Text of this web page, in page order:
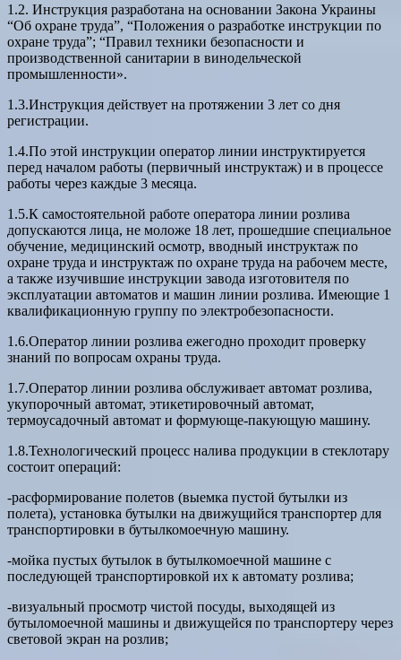
1.2. Инструкция разработана на основании Закона Украины
“Об охране труда”, “Положения о разработке инструкции по
охране труда”; “Правил техники безопасности и
производственной санитарии в винодельческой
промышленности».
1.3.Инструкция действует на протяжении 3 лет со дня
регистрации.
1.4.По этой инструкции оператор линии инструктируется
перед началом работы (первичный инструктаж) и в процессе
работы через каждые 3 месяца.
1.5.К самостоятельной работе оператора линии розлива
допускаются лица, не моложе 18 лет, прошедшие специальное
обучение, медицинский осмотр, вводный инструктаж по
охране труда и инструктаж по охране труда на рабочем месте,
а также изучившие инструкции завода изготовителя по
эксплуатации автоматов и машин линии розлива. Имеющие 1
квалификационную группу по электробезопасности.
1.6.Оператор линии розлива ежегодно проходит проверку
знаний по вопросам охраны труда.
1.7.Оператор линии розлива обслуживает автомат розлива,
укупорочный автомат, этикетировочный автомат,
термоусадочный автомат и формующе-пакующую машину.
1.8.Технологический процесс налива продукции в стеклотару
состоит операций:
-расформирование полетов (выемка пустой бутылки из
полета), установка бутылки на движущийся транспортер для
транспортировки в бутылкомоечную машину.
-мойка пустых бутылок в бутылкомоечной машине с
последующей транспортировкой их к автомату розлива;
-визуальный просмотр чистой посуды, выходящей из
бутыломоечной машины и движущейся по транспортеру через
световой экран на розлив;